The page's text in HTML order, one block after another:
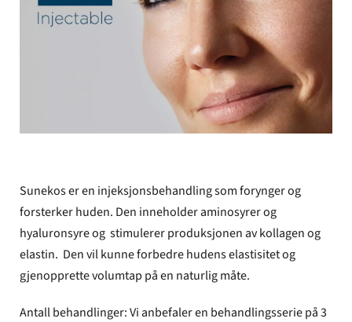
Sunekos er en injeksjonsbehandling som forynger og
forsterker huden. Den inneholder aminosyrer og
hyaluronsyre og stimulerer produksjonen av kollagen og
elastin. Den vil kunne forbedre hudens elastisitet og
gjenopprette volumtap på en naturlig måte.
Antall behandlinger: Vi anbefaler en behandlingsserie på 3